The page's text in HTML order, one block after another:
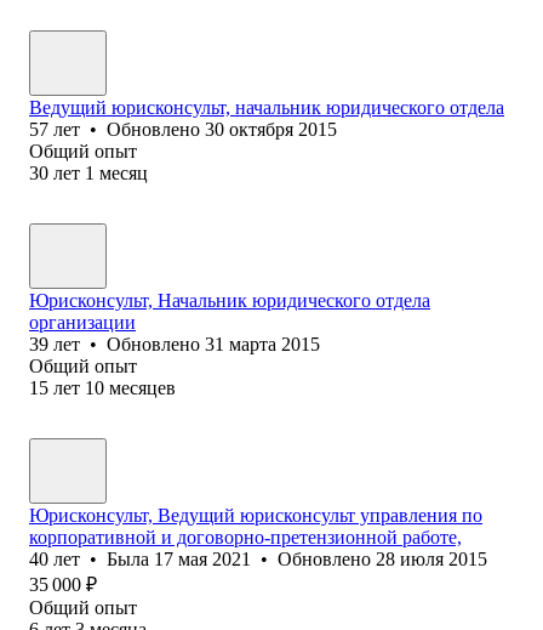
Ведущий юрисконсульт, начальник юридического отдела
57 лет • Обновлено 30 октября 2015
Общий опыт
30 лет 1 месяц
Юрисконсульт, Начальник юридического отдела
организации
39 лет • Обновлено 31 марта 2015
Общий опыт
15 лет 10 месяцев
Юрисконсульт, Ведущий юрисконсульт управления по
корпоративной и договорно-претензионной работе,
40 лет • Была 17 мая 2021 • Обновлено 28 июля 2015
35 000 ₽
Общий опыт